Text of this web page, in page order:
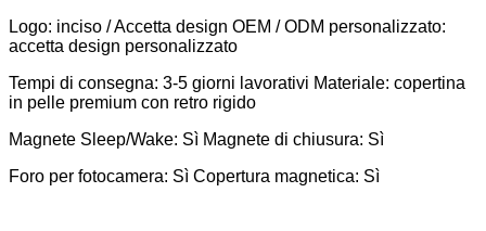
Logo: inciso / Accetta design OEM / ODM personalizzato:
accetta design personalizzato
Tempi di consegna: 3-5 giorni lavorativi Materiale: copertina
in pelle premium con retro rigido
Magnete Sleep/Wake: Sì Magnete di chiusura: Sì
Foro per fotocamera: Sì Copertura magnetica: Sì